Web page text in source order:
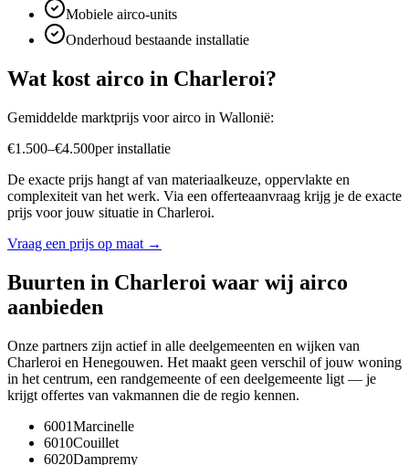
Mobiele airco-units
Onderhoud bestaande installatie
Wat kost airco in Charleroi?
Gemiddelde marktprijs voorairco in Wallonië:
€1.500–€4.500perinstallatie
De exacte prijs hangt af van materiaalkeuze, oppervlakte en
complexiteit van het werk. Via een offerteaanvraag krijg je de exacte
prijs voor jouw situatie in Charleroi.
Vraag een prijs op maat →
Buurten in Charleroi waar wij airco
aanbieden
Onze partners zijn actief in alle deelgemeenten en wijken van
Charleroi en Henegouwen. Het maakt geen verschil of jouw woning
in het centrum, een randgemeente of een deelgemeente ligt — je
krijgt offertes van vakmannen die de regio kennen.
6001Marcinelle
6010Couillet
6020Dampremy